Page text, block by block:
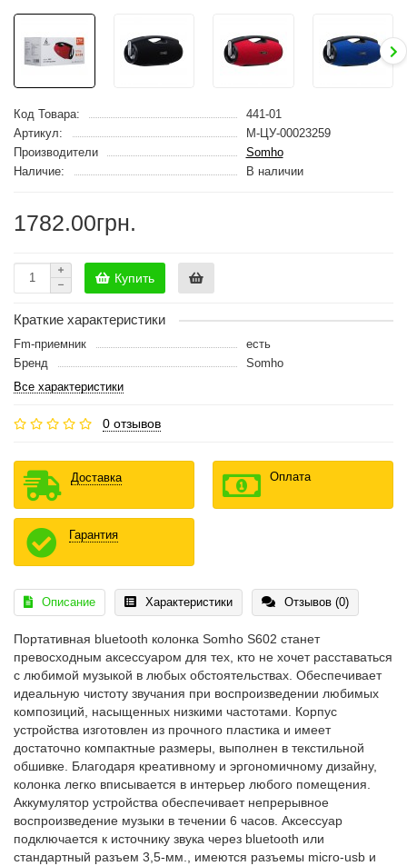
Код Товара:
441-01
Артикул:
M-ЦУ-00023259
Производители
Somho
Наличие:
В наличии
1782.00грн.
Купить
Краткие характеристики
Fm-приемник
есть
Бренд
Somho
Все характеристики
0 отзывов
Доставка Оплата
Гарантия
Описание Характеристики Отзывов (0)
Портативная bluetooth колонка Somho S602 станет
превосходным аксессуаром для тех, кто не хочет расставаться
с любимой музыкой в любых обстоятельствах. Обеспечивает
идеальную чистоту звучания при воспроизведении любимых
композиций, насыщенных низкими частотами. Корпус
устройства изготовлен из прочного пластика и имеет
достаточно компактные размеры, выполнен в текстильной
обшивке. Благодаря креативному и эргономичному дизайну,
колонка легко вписывается в интерьер любого помещения.
Аккумулятор устройства обеспечивает непрерывное
воспроизведение музыки в течении 6 часов. Аксессуар
подключается к источнику звука через bluetooth или
стандартный разъем 3,5-мм., имеются разъемы micro-usb и